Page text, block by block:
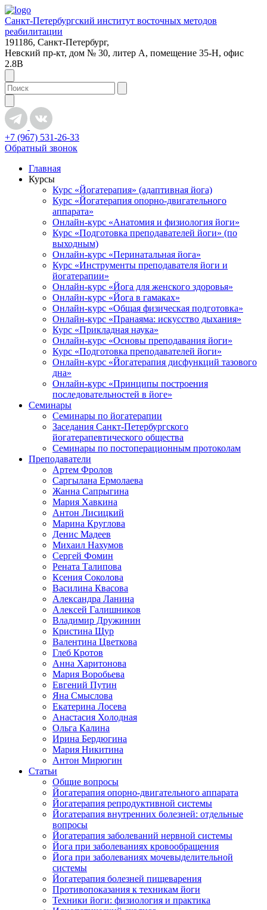
Санкт-Петербургский институт восточных методов
реабилитации
191186, Санкт-Петербург,
Невский пр-кт, дом № 30, литер А, помещение 35-Н, офис
2.8В
+7 (967) 531-26-33
Обратный звонок
Главная
Курсы
Курс «Йогатерапия» (адаптивная йога)
Курс «Йогатерапия опорно-двигательного
аппарата»
Онлайн-курс «Анатомия и физиология йоги»
Курс «Подготовка преподавателей йоги» (по
выходным)
Онлайн-курс «Перинатальная йога»
Курс «Инструменты преподавателя йоги и
йогатерапии»
Онлайн-курс «Йога для женского здоровья»
Онлайн-курс «Йога в гамаках»
Онлайн-курс «Общая физическая подготовка»
Онлайн-курс «Пранаяма: искусство дыхания»
Курс «Прикладная наука»
Онлайн-курс «Основы преподавания йоги»
Курс «Подготовка преподавателей йоги»
Онлайн-курс «Йогатерапия дисфункций тазового
дна»
Онлайн-курс «Принципы построения
последовательностей в йоге»
Семинары
Семинары по йогатерапии
Заседания Санкт-Петербургского
йогатерапевтического общества
Семинары по постоперационным протоколам
Преподаватели
Артем Фролов
Саргылана Ермолаева
Жанна Сапрыгина
Мария Хавкина
Антон Лисицкий
Марина Круглова
Денис Мадеев
Михаил Нахумов
Сергей Фомин
Рената Талипова
Ксения Соколова
Василина Квасова
Александра Ланина
Алексей Галишников
Владимир Дружинин
Кристина Щур
Валентина Цветкова
Глеб Кротов
Анна Харитонова
Мария Воробьева
Евгений Путин
Яна Смыслова
Екатерина Лосева
Анастасия Холодная
Ольга Калина
Ирина Бердюгина
Мария Никитина
Антон Мирюгин
Статьи
Общие вопросы
Йогатерапия опорно-двигательного аппарата
Йогатерапия репродуктивной системы
Йогатерапия внутренних болезней: отдельные
вопросы
Йогатерапия заболеваний нервной системы
Йога при заболеваниях кровообращения
Йога при заболеваниях мочевыделительной
системы
Йогатерапия болезней пищеварения
Противопоказания к техникам йоги
Техники йоги: физиология и практика